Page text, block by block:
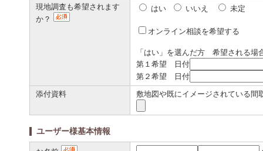
現地調査も希望されます
か？
はい いいえ 未定
オンライン相談を希望する
「はい」を選んだ方 希望される場
第１希望 日付
第２希望 日付
添付資料
敷地図や既にイメージされている間
ユーザー様基本情報